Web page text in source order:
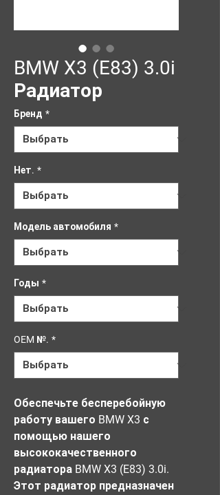
BMW X3 (E83) 3.0i
Радиатор
Бренд *
Нет. *
Модель автомобиля *
Годы *
OEM №. *
Обеспечьте бесперебойную
работу вашего BMW X3 с
помощью нашего
высококачественного
радиатора BMW X3 (E83) 3.0i.
Этот радиатор предназначен